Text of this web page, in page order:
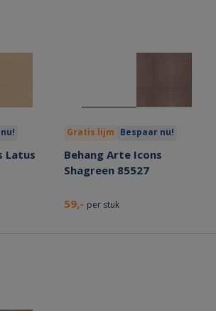
Latus
Gratis lijm Bespaar nu!
Behang Arte Icons
Shagreen 85527
59,- per stuk